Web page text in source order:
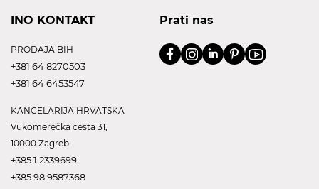
INO KONTAKT
PRODAJA BIH
+381 64 8270503
+381 64 6453547
KANCELARIJA HRVATSKA
Vukomerečka cesta 31,
10000 Zagreb
+385 1 2339699
+385 98 9587368
Prati nas